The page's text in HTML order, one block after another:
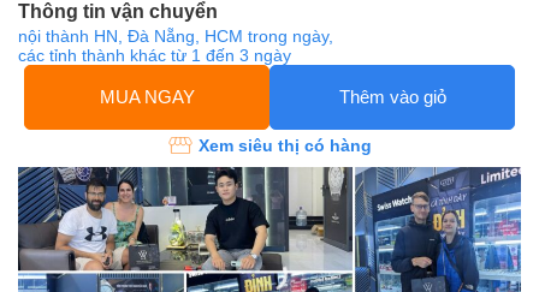
Thông tin vận chuyển
nội thành HN, Đà Nẵng, HCM trong ngày,
các tỉnh thành khác từ 1 đến 3 ngày
MUA NGAY Thêm vào giỏ
Xem siêu thị có hàng